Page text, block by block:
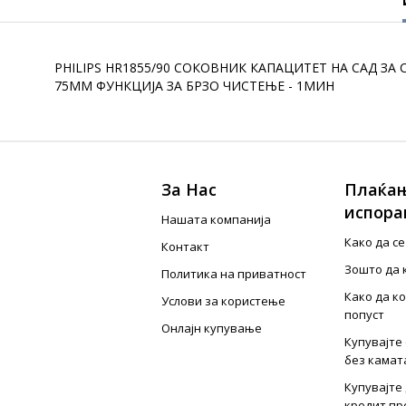
PHILIPS HR1855/90 СОКОВНИК КАПАЦИТЕТ НА САД
75ММ ФУНКЦИЈА ЗА БРЗО ЧИСТЕЊЕ - 1МИН
За Нас
Нашата компанија
Контакт
Политика на приватност
Услови за користење
Онлајн купување
Како да
Зошто да
Како да
попуст
без